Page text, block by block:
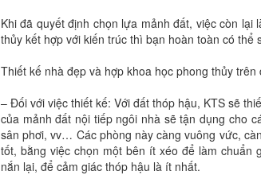
Khi đã quyết định chọn lựa mảnh đất, việc còn
thủy kết hợp với kiến trúc thì bạn hoàn toàn có thể
Thiết kế nhà đẹp và hợp khoa học phong thủy trên
– Đối với việc thiết kế: Với đất thóp hậu, KTS sẽ
của mảnh đất nội tiếp ngôi nhà sẽ tận dụng cho
sân phơi, vv… Các phòng này càng vuông vức,
tốt, bằng việc chọn một bên ít xéo để làm
nắn lại, để cảm giác thóp hậu là ít nhất.